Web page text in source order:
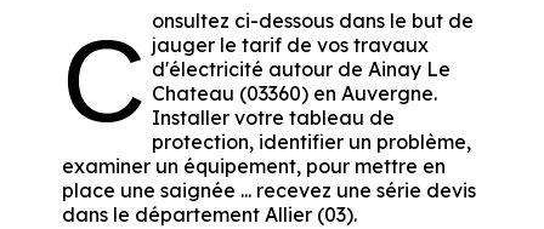
C onsultez ci-dessous dans le but de
jauger le tarif de vos travaux
d'électricité autour de Ainay Le
Chateau (03360) en Auvergne.
Installer votre tableau de
protection, identifier un problème,
examiner un équipement, pour mettre en
place une saignée ... recevez une série devis
dans le département Allier (03).